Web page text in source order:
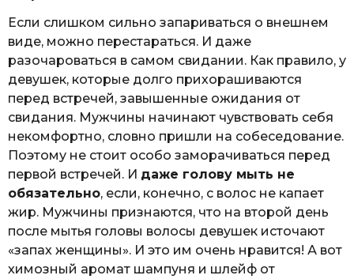
Если слишком сильно запариваться о внешнем
виде, можно перестараться. И даже
разочароваться в самом свидании. Как правило, у
девушек, которые долго прихорашиваются
перед встречей, завышенные ожидания от
свидания. Мужчины начинают чувствовать себя
некомфортно, словно пришли на собеседование.
Поэтому не стоит особо заморачиваться перед
первой встречей. И даже голову мыть не
обязательно, если, конечно, с волос не капает
жир. Мужчины признаются, что на второй день
после мытья головы волосы девушек источают
«запах женщины». И это им очень нравится! А вот
химозный аромат шампуня и шлейф от